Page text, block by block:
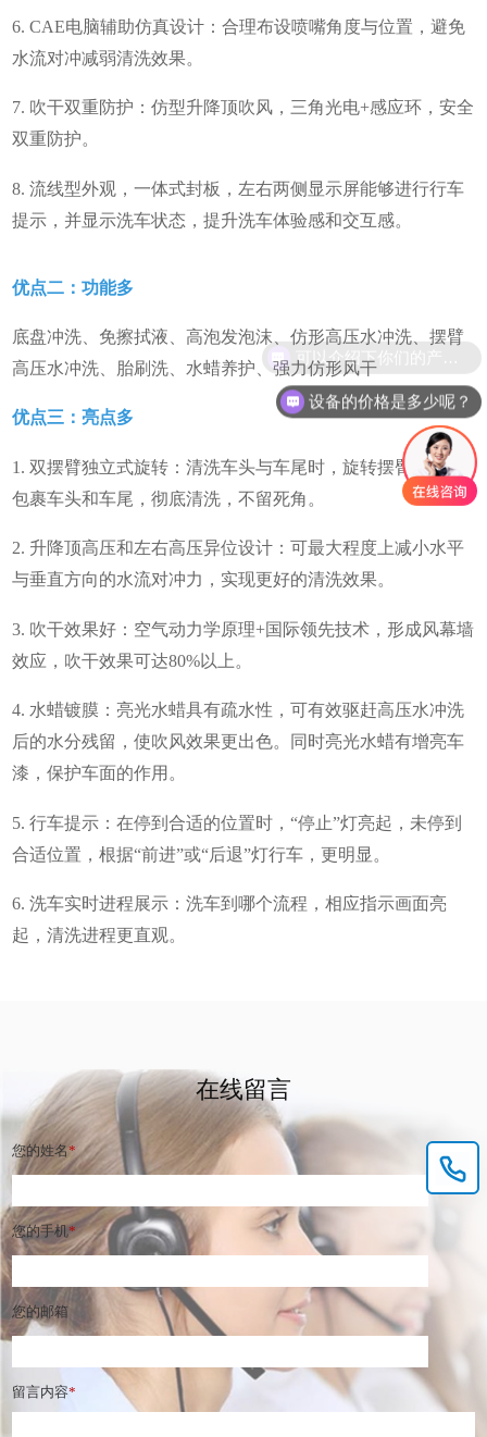
6. CAE电脑辅助仿真设计：合理布设喷嘴角度与位置，避免
水流对冲减弱清洗效果。
7. 吹干双重防护：仿型升降顶吹风，三角光电+感应环，安全
双重防护。
8. 流线型外观，一体式封板，左右两侧显示屏能够进行行车
提示，并显示洗车状态，提升洗车体验感和交互感。
优点二：功能多
底盘冲洗、免擦拭液、高泡发泡沫、仿形高压水冲洗、摆臂
高压水冲洗、胎刷洗、水蜡养护、强力仿形风干
优点三：亮点多
1. 双摆臂独立式旋转：清洗车头与车尾时，旋转摆臂移动，
包裹车头和车尾，彻底清洗，不留死角。
2. 升降顶高压和左右高压异位设计：可最大程度上减小水平
与垂直方向的水流对冲力，实现更好的清洗效果。
3. 吹干效果好：空气动力学原理+国际领先技术，形成风幕墙
效应，吹干效果可达80%以上。
4. 水蜡镀膜：亮光水蜡具有疏水性，可有效驱赶高压水冲洗
后的水分残留，使吹风效果更出色。同时亮光水蜡有增亮车
漆，保护车面的作用。
5. 行车提示：在停到合适的位置时，“停止”灯亮起，未停到
合适位置，根据“前进”或“后退”灯行车，更明显。
6. 洗车实时进程展示：洗车到哪个流程，相应指示画面亮
起，清洗进程更直观。
在线留言
您的姓名*
您的手机*
您的邮箱
留言内容*
设备的价格是多少呢？